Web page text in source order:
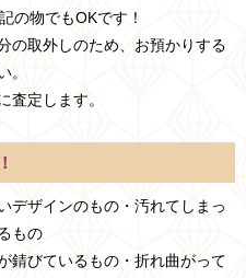
の物でもOKです！
の取外しのため、お預かりする
。
査定します。
デザインのもの・汚れてしまっ
もの
錆びているもの・折れ曲がって